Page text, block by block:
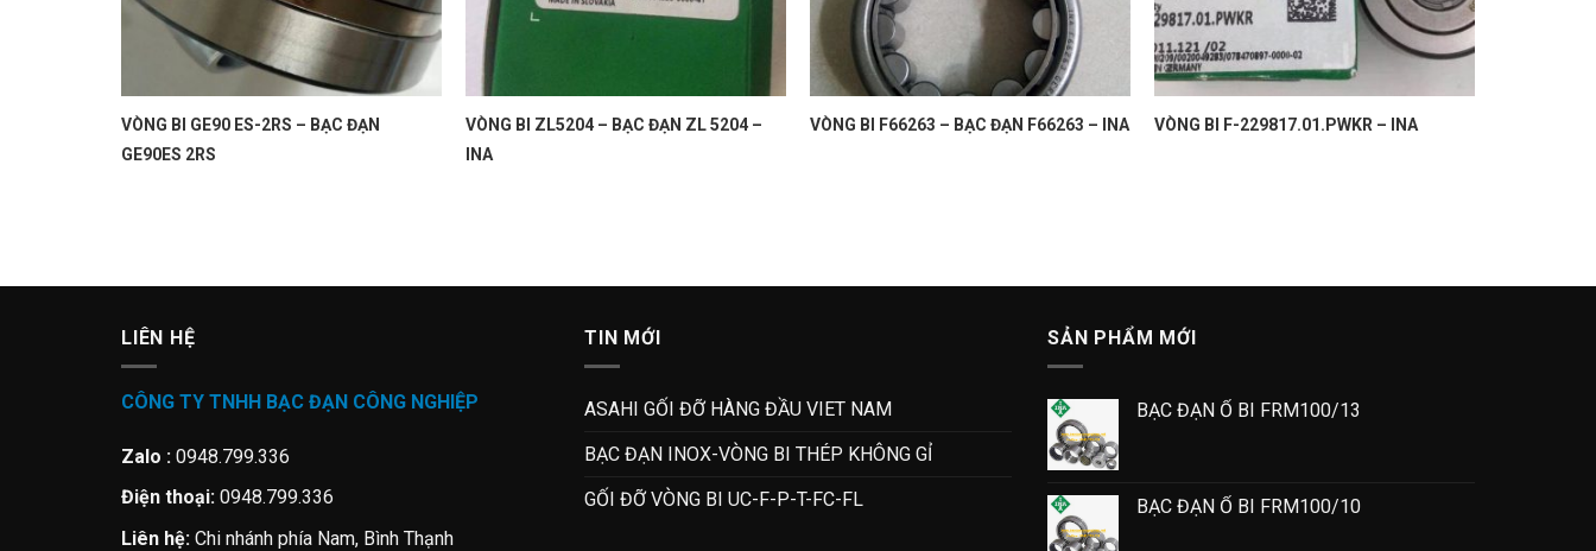
VÒNG BI GE90 ES-2RS – BẠC ĐẠN
GE90ES 2RS
VÒNG BI ZL5204 – BẠC ĐẠN ZL 5204 –
INA
VÒNG BI F66263 – BẠC ĐẠN F66263 – INA VÒNG BI F-229817.01.PWKR – INA
LIÊN HỆ
CÔNG TY TNHH BẠC ĐẠN CÔNG NGHIỆP
Zalo : 0948.799.336
Điện thoại: 0948.799.336
Liên hệ: Chi nhánh phía Nam, Bình Thạnh
TIN MỚI
ASAHI GỐI ĐỠ HÀNG ĐẦU VIET NAM
BẠC ĐẠN INOX-VÒNG BI THÉP KHÔNG GỈ
GỐI ĐỠ VÒNG BI UC-F-P-T-FC-FL
SẢN PHẨM MỚI
BẠC ĐẠN Ổ BI FRM100/13
BẠC ĐẠN Ổ BI FRM100/10